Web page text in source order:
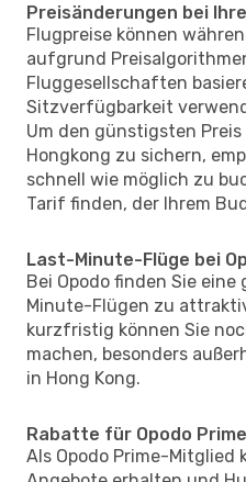
Preisänderungen bei
Flugpreise können
aufgrund
Fluggesellschaften
Sitzverfügbarkeit
Um den günstigsten
Hongkong zu sichern,
schnell wie möglich zu
Tarif finden, der Ihrem
Last-Minute-Flüge bei
Bei Opodo finden Sie
Minute-Flügen zu
kurzfristig können Sie
machen, besonders
in Hong Kong.
Rabatte für Opodo
Als Opodo Prime-Mitglied